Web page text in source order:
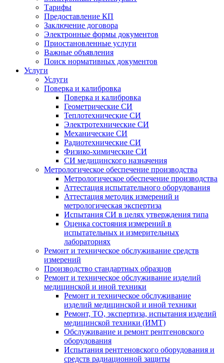
Тарифы
Предоставление КП
Заключение договора
Электронные формы документов
Приостановленные услуги
Важные объявления
Поиск нормативных документов
Услуги
Услуги
Поверка и калибровка
Поверка и калибровка
Геометрические СИ
Теплотехнические СИ
Электротехнические СИ
Механические СИ
Радиотехнические СИ
Физико-химические СИ
СИ медицинского назначения
Метрологическое обеспечение производства
Метрологическое обеспечение производства
Аттестация испытательного оборудования
Аттестация методик измерений и
метрологическая экспертиза
Испытания СИ в целях утверждения типа
Оценка состояния измерений в
испытательных и измерительных
лабораториях
Ремонт и техническое обслуживание средств
измерений
Производство стандартных образцов
Ремонт и техническое обслуживание изделий
медицинской и иной техники
Ремонт и техническое обслуживание
изделий медицинской и иной техники
Ремонт, ТО, экспертиза, испытания изделий
медицинской техники (ИМТ)
Обслуживание и ремонт рентгеновского
оборудования
Испытания рентгеновского оборудования и
средств радиационной защиты